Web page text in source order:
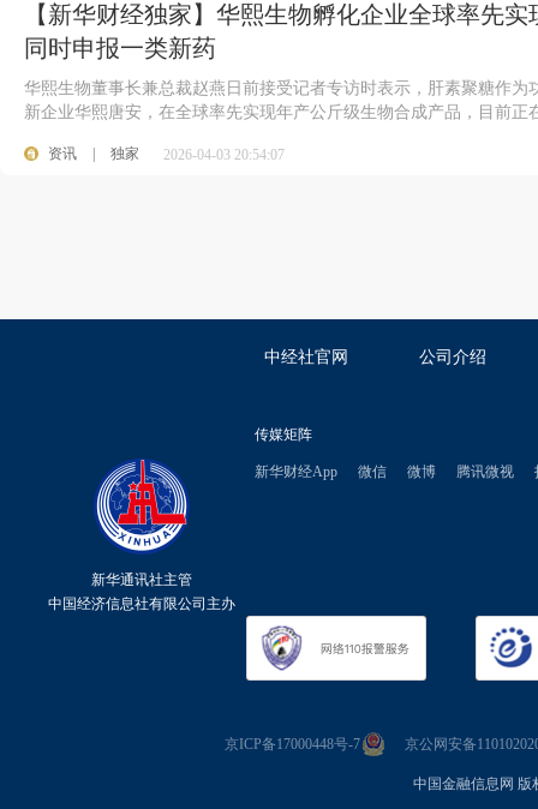
【新华财经独家】华熙生物孵化企业全球率先
同时申报一类新药
华熙生物董事长兼总裁赵燕日前接受记者专访时表示，肝素聚糖作
新企业华熙唐安，在全球率先实现年产公斤级生物合成产品，目前正
资讯 独家 2026-04-03 20:54:07
中经社官网 公司介绍
新华通讯社主管
中国经济信息社有限公司主办
传媒矩阵
新华财经App 微信 微博 腾讯微视
京ICP备17000448号-7 京公网安备
中国金融信息网 版